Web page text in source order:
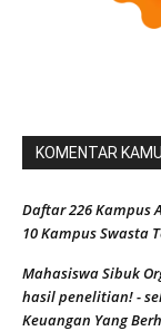
KOMENTAR KAMU
Daftar 226 Kampus
10 Kampus Swasta
Mahasiswa Sibuk
hasil penelitian! -
Keuangan Yang